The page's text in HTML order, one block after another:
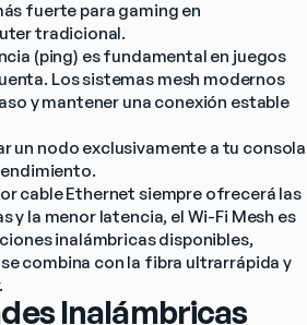
fuerte para gaming en
tradicional.
(ping) es fundamental en juegos
Los sistemas mesh modernos
y mantener una conexión estable
un nodo exclusivamente a tu consola
cable Ethernet siempre ofrecerá las
y la menor latencia, el Wi-Fi Mesh es
inalámbricas disponibles,
combina con la fibra ultrarrápida y
Inalámbricas